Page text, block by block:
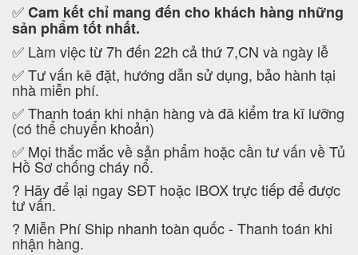
✅Cam kếtchỉ mang đến cho khách hàng những
sản phẩm tốt nhất.
✅ Làm việc từ 7h đến 22h cả thứ 7,CN và ngày lễ
✅ Tư vấn kê đặt, hướng dẫn sử dụng, bảo hành tại
nhà miễn phí.
✅ Thanh toán khi nhận hàng và đã kiểm tra kĩ lưỡng
(có thể chuyển khoản)
✅ Mọi thắc mắc về sản phẩm hoặc cần tư vấn về Tủ
Hồ Sơ chống cháy nổ.
? Hãy để lại ngay SĐT hoặc IBOX trực tiếp để được
tư vấn.
? Miễn Phí Ship nhanh toàn quốc - Thanh toán khi
nhận hàng.